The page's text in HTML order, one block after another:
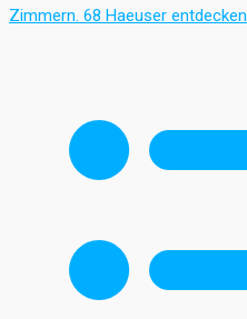
Zimmern. 68 Haeuser entdecken